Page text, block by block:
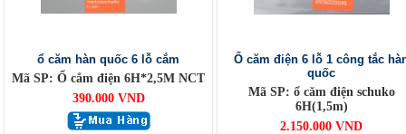
ổ căm hàn quốc 6 lỗ cắm
Mã SP: Ổ cắm điện 6H*2,5M NCT
390.000 VND
Ổ căm điện 6 lỗ 1 công tắc
quốc
Mã SP: ổ căm điện schuko
6H(1,5m)
2.150.000 VND